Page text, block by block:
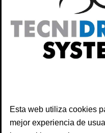
Esta web utiliza cookies
mejor experiencia de